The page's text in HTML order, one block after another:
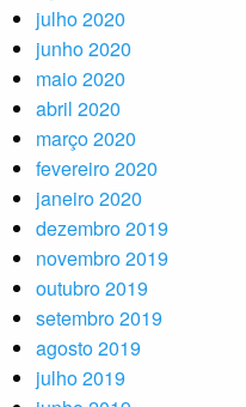
julho 2020
junho 2020
maio 2020
abril 2020
março 2020
fevereiro 2020
janeiro 2020
dezembro 2019
novembro 2019
outubro 2019
setembro 2019
agosto 2019
julho 2019